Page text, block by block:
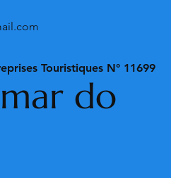
Touristiques N° 11699
do